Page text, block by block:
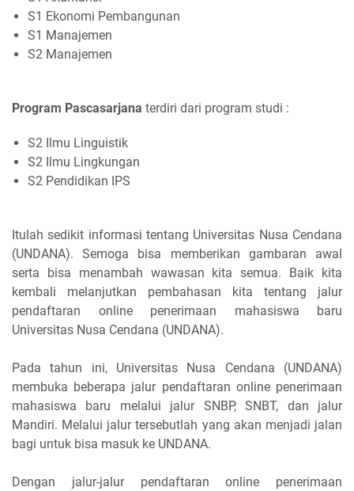
S1 Ekonomi Pembangunan
S1 Manajemen
S2 Manajemen
Program Pascasarjana terdiri dari program studi :
S2 Ilmu Linguistik
S2 Ilmu Lingkungan
S2 Pendidikan IPS
Itulah sedikit informasi tentang Universitas Nusa Cendana
(UNDANA). Semoga bisa memberikan gambaran awal
serta bisa menambah wawasan kita semua. Baik kita
kembali melanjutkan pembahasan kita tentang jalur
pendaftaran online penerimaan mahasiswa baru
Universitas Nusa Cendana (UNDANA).
Pada tahun ini, Universitas Nusa Cendana (UNDANA)
membuka beberapa jalur pendaftaran online penerimaan
mahasiswa baru melalui jalur SNBP, SNBT, dan jalur
Mandiri. Melalui jalur tersebutlah yang akan menjadi jalan
bagi untuk bisa masuk ke UNDANA.
Dengan jalur-jalur pendaftaran online penerimaan